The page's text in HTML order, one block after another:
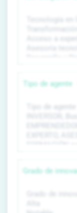
Tipo de agente
Grado de